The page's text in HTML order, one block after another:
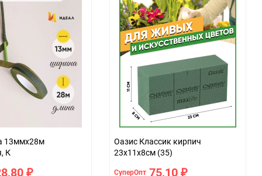
13ммx28м
К
₽
Оазис Классик кирпич
23х11х8см (35)
СуперОпт 75,10 ₽